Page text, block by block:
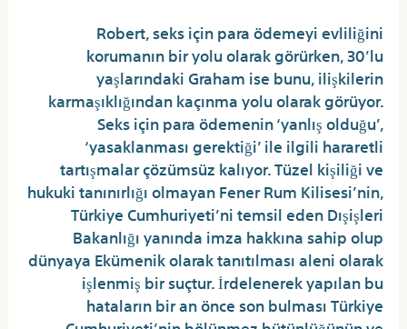
Robert, seks için para ödemeyi evliliğini
korumanın bir yolu olarak görürken, 30’lu
yaşlarındaki Graham ise bunu, ilişkilerin
karmaşıklığından kaçınma yolu olarak görüyor.
Seks için para ödemenin ‘yanlış olduğu’,
‘yasaklanması gerektiği’ ile ilgili hararetli
tartışmalar çözümsüz kalıyor. Tüzel kişiliği ve
hukuki tanınırlığı olmayan Fener Rum Kilisesi’nin,
Türkiye Cumhuriyeti’ni temsil eden Dışişleri
Bakanlığı yanında imza hakkına sahip olup
dünyaya Ekümenik olarak tanıtılması aleni olarak
işlenmiş bir suçtur. İrdelenerek yapılan bu
hataların bir an önce son bulması Türkiye